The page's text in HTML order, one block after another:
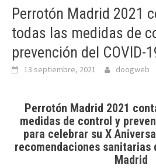
Perrotón Madrid 2021
todas las medidas de
prevención del COVID-
13 septiembre, 2021 doogweb
Perrotón Madrid 2021
medidas de control y
para celebrar su X
recomendaciones sanitarias
Madrid